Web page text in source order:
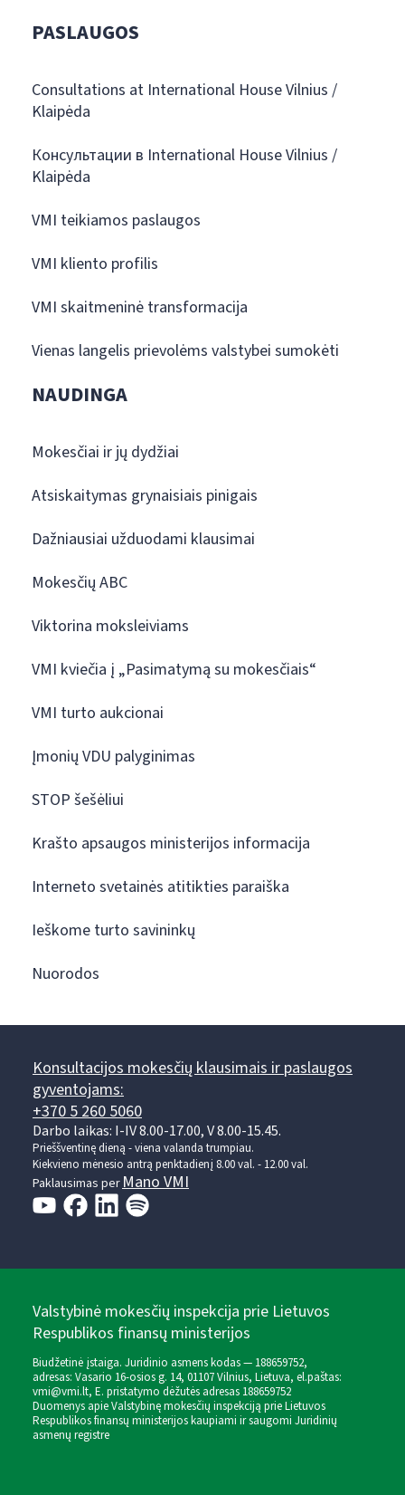
PASLAUGOS
Consultations at International House Vilnius /
Klaipėda
Консультации в International House Vilnius /
Klaipėda
VMI teikiamos paslaugos
VMI kliento profilis
VMI skaitmeninė transformacija
Vienas langelis prievolėms valstybei sumokėti
NAUDINGA
Mokesčiai ir jų dydžiai
Atsiskaitymas grynaisiais pinigais
Dažniausiai užduodami klausimai
Mokesčių ABC
Viktorina moksleiviams
VMI kviečia į „Pasimatymą su mokesčiais“
VMI turto aukcionai
Įmonių VDU palyginimas
STOP šešėliui
Krašto apsaugos ministerijos informacija
Interneto svetainės atitikties paraiška
Ieškome turto savininkų
Nuorodos
Konsultacijos mokesčių klausimais ir paslaugos
gyventojams:
+370 5 260 5060
Darbo laikas: I-IV 8.00-17.00, V 8.00-15.45.
Prieššventinę dieną - viena valanda trumpiau.
Kiekvieno mėnesio antrą penktadienį 8.00 val. - 12.00 val.
Paklausimas per Mano VMI
Valstybinė mokesčių inspekcija prie Lietuvos
Respublikos finansų ministerijos
Biudžetinė įstaiga. Juridinio asmens kodas — 188659752,
adresas: Vasario 16-osios g. 14, 01107 Vilnius, Lietuva, el.paštas:
vmi@vmi.lt, E. pristatymo dėžutės adresas 188659752
Duomenys apie Valstybinę mokesčių inspekciją prie Lietuvos
Respublikos finansų ministerijos kaupiami ir saugomi Juridinių
asmenų registre